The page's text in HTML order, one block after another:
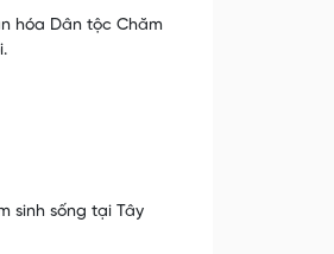
hóa Dân tộc Chăm
sinh sống tại Tây